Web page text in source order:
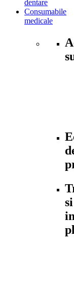
dentare
Consumabile
medicale
si